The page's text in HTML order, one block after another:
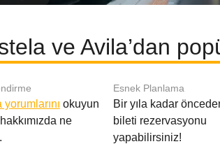
ve Avila’dan
okuyun
ne
Esnek Planlama
Bir yıla kadar
bileti rezervasyonu
yapabilirsiniz!